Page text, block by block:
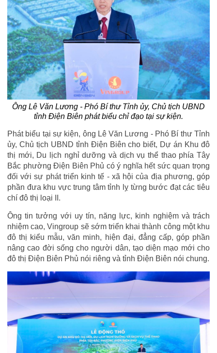
Ông Lê Văn Lương - Phó Bí thư Tỉnh ủy, Chủ tịch UBND
tỉnh Điện Biên phát biểu chỉ đạo tại sự kiện.
Phát biểu tại sự kiện, ông Lê Văn Lương - Phó Bí thư Tỉnh
ủy, Chủ tịch UBND tỉnh Điện Biên cho biết, Dự án Khu đô
thị mới, Du lịch nghỉ dưỡng và dịch vụ thể thao phía Tây
Bắc phường Điện Biên Phủ có ý nghĩa hết sức quan trọng
đối với sự phát triển kinh tế - xã hội của địa phương, góp
phần đưa khu vực trung tâm tỉnh lỵ từng bước đạt các tiêu
chí đô thị loại II.
Ông tin tưởng với uy tín, năng lực, kinh nghiệm và trách
nhiệm cao, Vingroup sẽ sớm triển khai thành công một khu
đô thị kiểu mẫu, văn minh, hiện đại, đẳng cấp, góp phần
nâng cao đời sống cho người dân, tạo diện mạo mới cho
đô thị Điện Biên Phủ nói riêng và tỉnh Điện Biên nói chung.